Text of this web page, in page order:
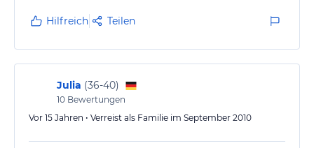
Hilfreich Teilen
Julia (36-40)
10 Bewertungen
Vor 15 Jahren • Verreist als Familie im September 2010